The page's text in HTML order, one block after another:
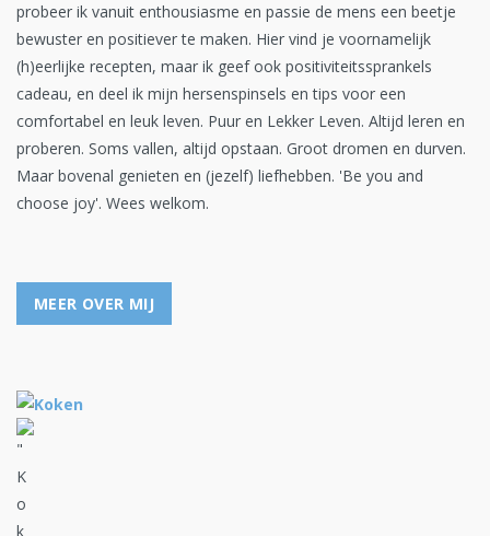
probeer ik vanuit enthousiasme en passie de mens een beetje
bewuster en positiever te maken. Hier vind je voornamelijk
(h)eerlijke recepten, maar ik geef ook positiviteitssprankels
cadeau, en deel ik mijn hersenspinsels en tips voor een
comfortabel en leuk leven. Puur en Lekker Leven. Altijd leren en
proberen. Soms vallen, altijd opstaan. Groot dromen en durven.
Maar bovenal genieten en (jezelf) liefhebben. 'Be you and
choose joy'. Wees welkom.
MEER OVER MIJ